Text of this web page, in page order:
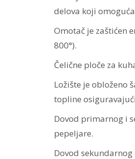
delova koji
Omotač je zaštićen
800°).
Čelične ploče za
Ložište je obloženo
topline
Dovod primarnog i
pepeljare.
Dovod